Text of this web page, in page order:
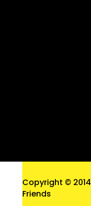
Copyright © 2014
Friends